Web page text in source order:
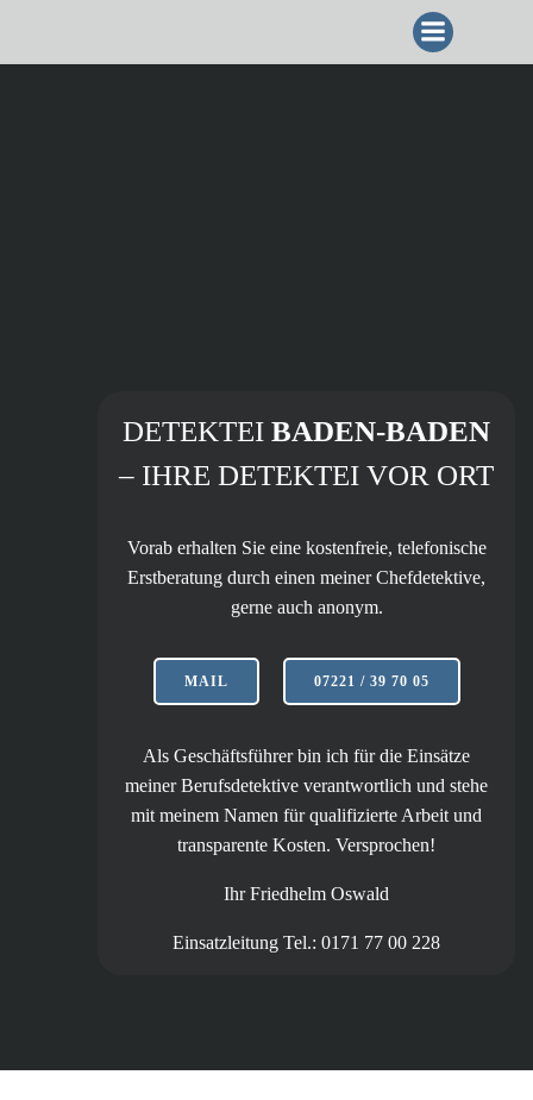
SPRINGEN
DETEKTEIBADEN-BADEN
– IHRE DETEKTEI VOR ORT
Vorab erhalten Sie eine kostenfreie, telefonische
Erstberatung durch einen meiner Chefdetektive,
gerne auch anonym.
MAIL 07221 / 39 70 05
Als Geschäftsführer bin ich für die Einsätze
meiner Berufsdetektive verantwortlich und stehe
mit meinem Namen für qualifizierte Arbeit und
transparente Kosten. Versprochen!
Ihr Friedhelm Oswald
Einsatzleitung Tel.: 0171 77 00 228